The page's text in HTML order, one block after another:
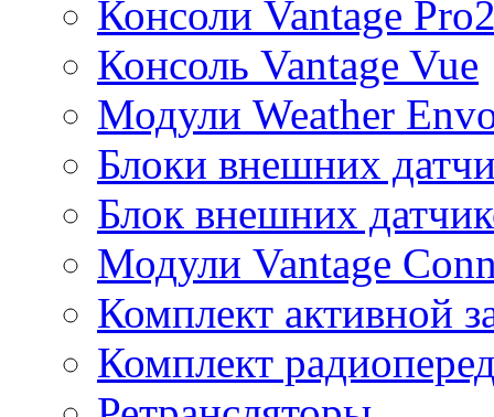
Консоли Vantage
Консоль Vantage Vue
Модули Weather
Блоки внешних
Блок внешних
Модули Vantage
Комплект активной
Комплект